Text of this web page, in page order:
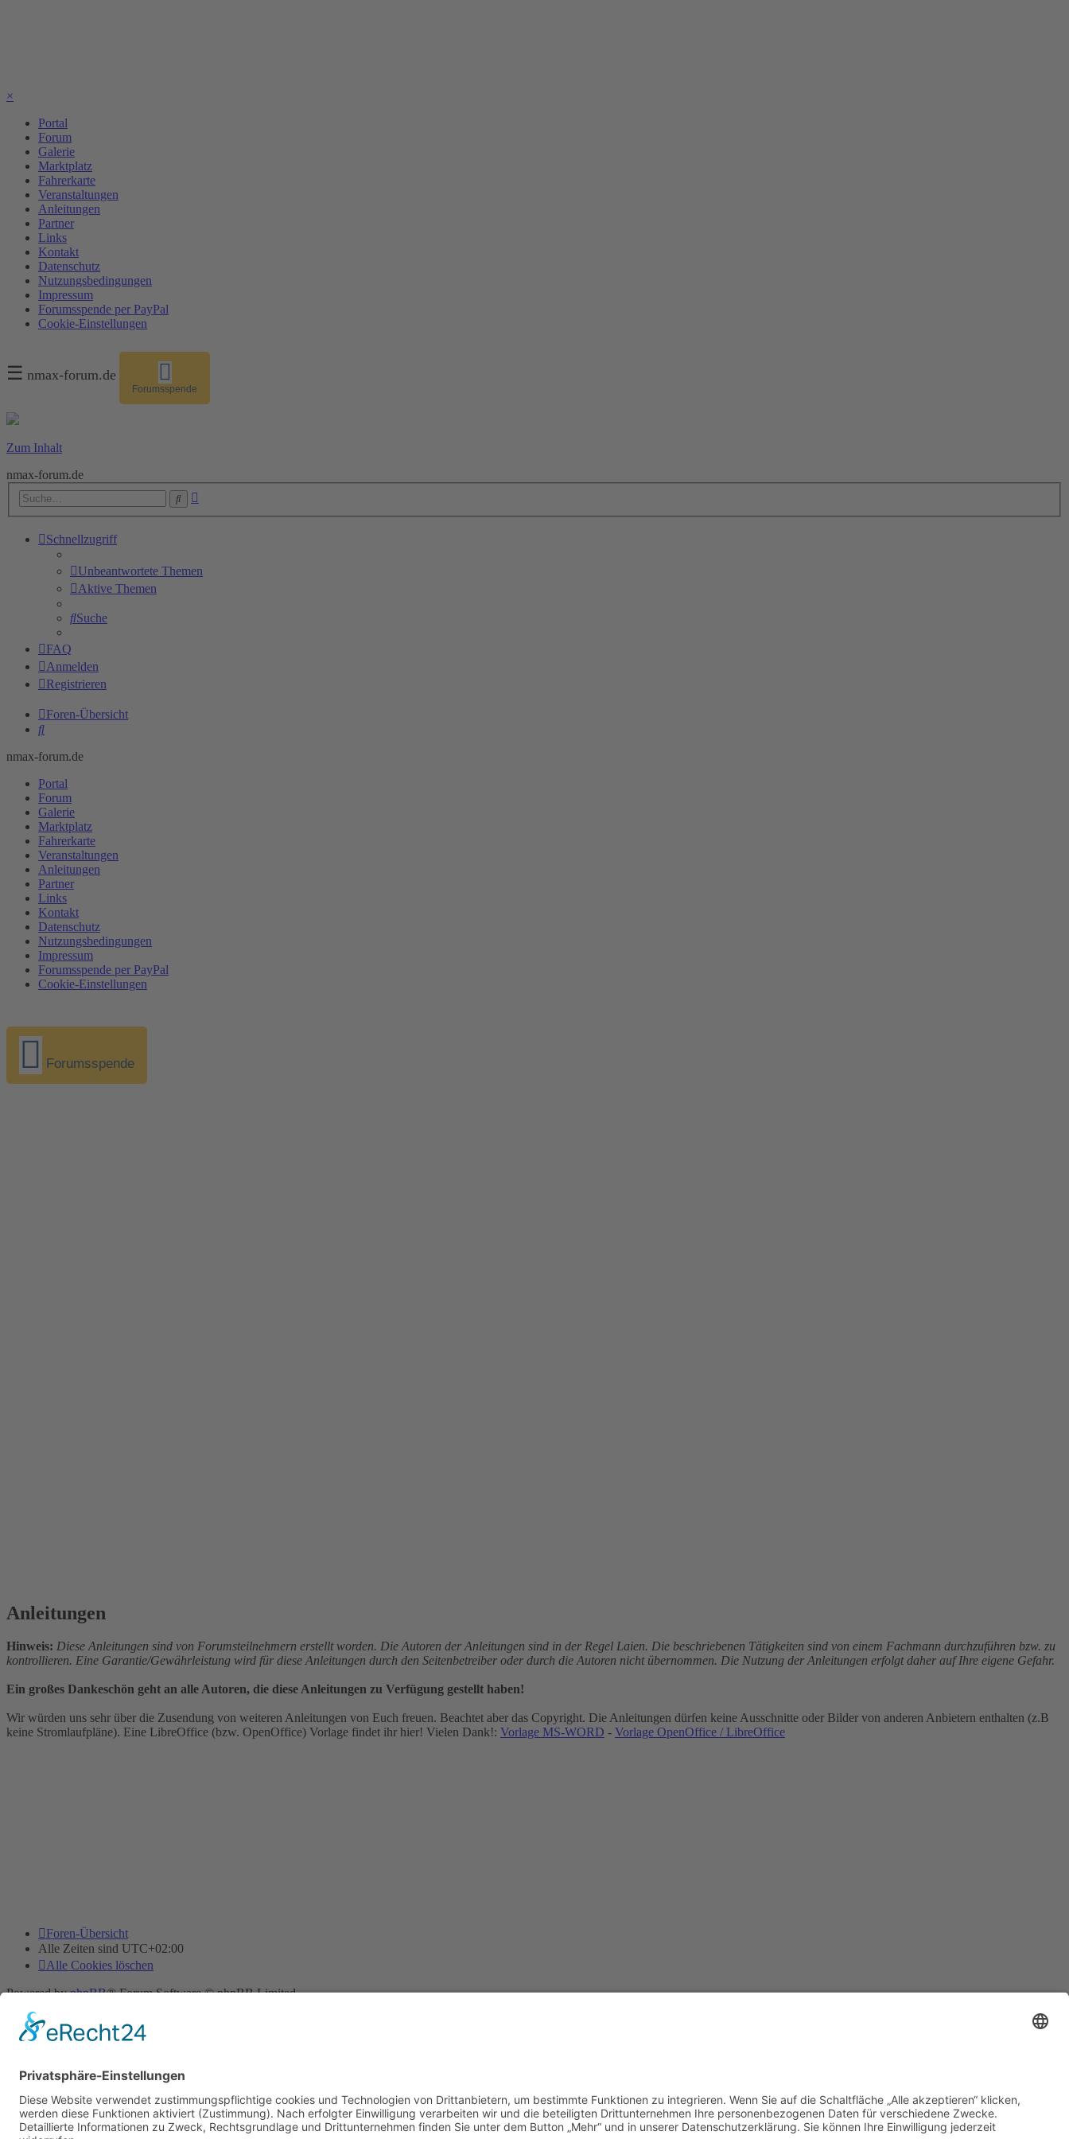
×
Portal
Forum
Galerie
Marktplatz
Fahrerkarte
Veranstaltungen
Anleitungen
Partner
Links
Kontakt
Datenschutz
Nutzungsbedingungen
Impressum
Forumsspende per PayPal
Cookie-Einstellungen
☰ nmax-forum.de
Forumsspende
Zum Inhalt
nmax-forum.de
Suche
Schnellzugriff
Unbeantwortete Themen
Aktive Themen
Suche
FAQ
Anmelden
Registrieren
Foren-Übersicht
Suche
nmax-forum.de
Portal
Forum
Galerie
Marktplatz
Fahrerkarte
Veranstaltungen
Anleitungen
Partner
Links
Kontakt
Datenschutz
Nutzungsbedingungen
Impressum
Forumsspende per PayPal
Cookie-Einstellungen
Forumsspende
Anleitungen
Hinweis: Diese Anleitungen sind von Forumsteilnehmern erstellt worden. Die Autoren der Anleitungen sind in der Regel Laien. Die beschriebenen Tätigkeiten sind von einem Fachmann durchzuführen bzw. zu
kontrollieren. Eine Garantie/Gewährleistung wird für diese Anleitungen durch den Seitenbetreiber oder durch die Autoren nicht übernommen. Die Nutzung der Anleitungen erfolgt daher auf Ihre eigene Gefahr.
Ein großes Dankeschön geht an alle Autoren, die diese Anleitungen zu Verfügung gestellt haben!
Wir würden uns sehr über die Zusendung von weiteren Anleitungen von Euch freuen. Beachtet aber das Copyright. Die Anleitungen dürfen keine Ausschnitte oder Bilder von anderen Anbietern enthalten (z.B
keine Stromlaufpläne). Eine LibreOffice (bzw. OpenOffice) Vorlage findet ihr hier! Vielen Dank!: Vorlage MS-WORD - Vorlage OpenOffice / LibreOffice
Foren-Übersicht
Alle Zeiten sind UTC+02:00
Alle Cookies löschen
Powered byphpBB® Forum Software © phpBB Limited
Deutsche Übersetzung durch
Datenschutz |Nutzungsbedingungen
Time: 0.007s| Peak Memory Usage: 10.04 MiB | GZIP: Off